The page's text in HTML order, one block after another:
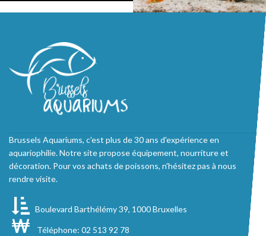
Brussels Aquariums, c'est plus de 30 ans d'expérience en
aquariophilie. Notre site propose équipement, nourriture et
décoration. Pour vos achats de poissons, n'hésitez pas à nous
rendre visite.
Boulevard Barthélémy 39, 1000 Bruxelles
Téléphone: 02 513 92 78